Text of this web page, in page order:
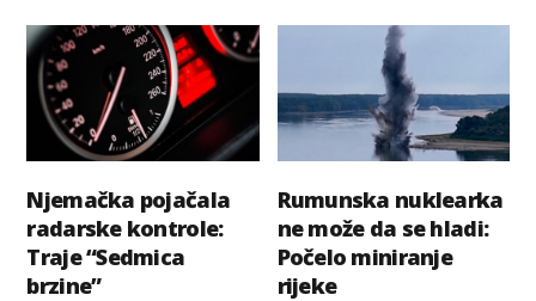
Njemačka pojačala
radarske kontrole:
Traje “Sedmica
brzine”
Rumunska nuklearka
ne može da se hladi:
Počelo miniranje
rijeke